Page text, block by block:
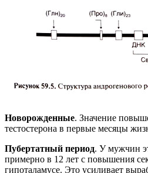
Новорожденные. Значение
тестостерона в первые месяцы
Пубертатный период. У мужчин
примерно в 12 лет с повышения
гипоталамусе. Это усиливает